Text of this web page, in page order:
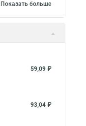
Показать больше
59,09 ₽
93,04 ₽